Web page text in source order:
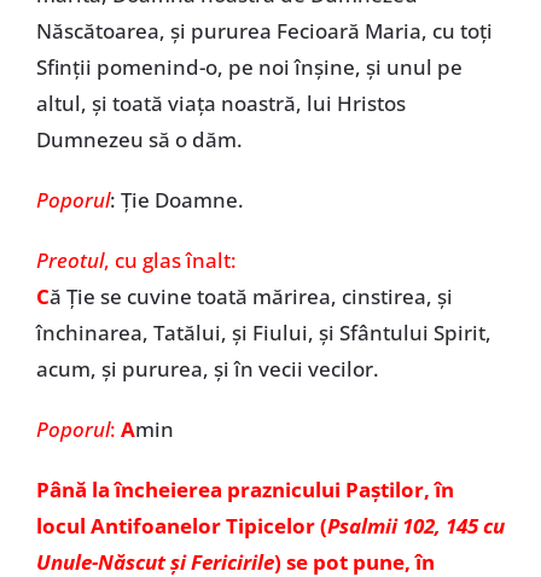
Născătoarea, și pururea Fecioară Maria, cu toți
Sfinții pomenind-o, pe noi înșine, și unul pe
altul, și toată viața noastră, lui Hristos
Dumnezeu să o dăm.
Poporul: Ție Doamne.
Preotul, cu glas înalt:
Că Ție se cuvine toată mărirea, cinstirea, și
închinarea, Tatălui, și Fiului, și Sfântului Spirit,
acum, și pururea, și în vecii vecilor.
Poporul: Amin
Până la încheierea praznicului Paștilor, în
locul Antifoanelor Tipicelor (Psalmii 102, 145 cu
Unule-Născut și Fericirile) se pot pune, în